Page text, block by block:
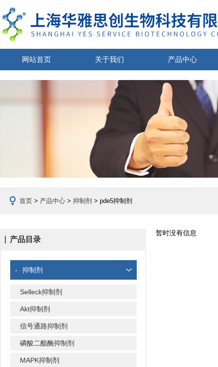
网站首页 关于我们 产品中心
首页 > 产品中心 > 抑制剂 > pde5抑制剂
产品目录
- 抑制剂
Selleck抑制剂
Akt抑制剂
信号通路抑制剂
磷酸二酯酶抑制剂
MAPK抑制剂
暂时没有信息